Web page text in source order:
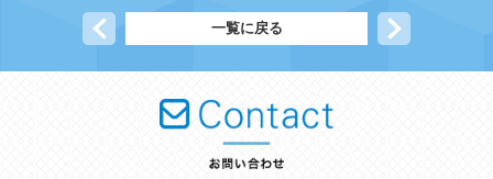
一覧に戻る